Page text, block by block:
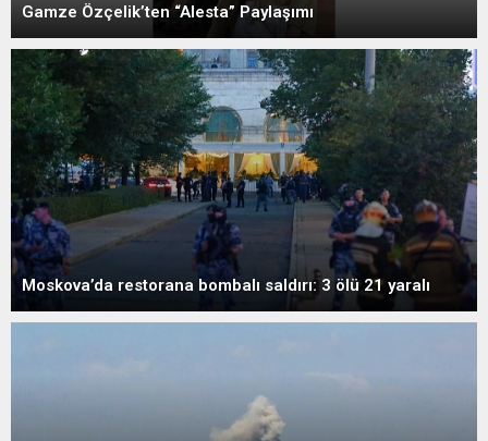
Gamze Özçelik’ten “Alesta” Paylaşımı
Moskova’da restorana bombalı saldırı: 3 ölü 21 yaralı